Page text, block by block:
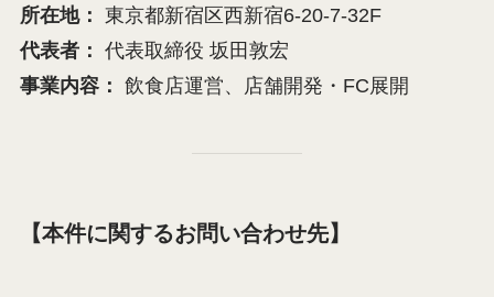
所在地： 東京都新宿区西新宿6-20-7-32F
代表者： 代表取締役 坂田敦宏
事業内容： 飲食店運営、店舗開発・FC展開
【本件に関するお問い合わせ先】